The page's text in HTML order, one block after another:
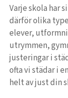
Varje skola har
därför olika
elever,
utrymmen,
justeringar i
ofta vi städar i
helt av just din